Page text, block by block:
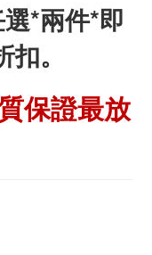
*兩件*即
。
保證最放